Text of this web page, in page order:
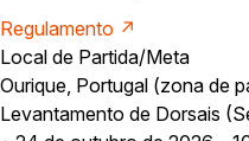
Regulamento ↗
Local de Partida/Meta
Ourique, Portugal (zona de
Levantamento de Dorsais